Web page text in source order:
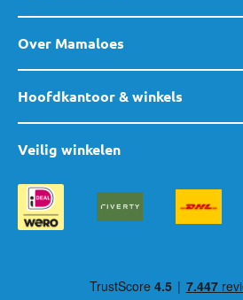
Over Mamaloes
Hoofdkantoor & winkels
Veilig winkelen